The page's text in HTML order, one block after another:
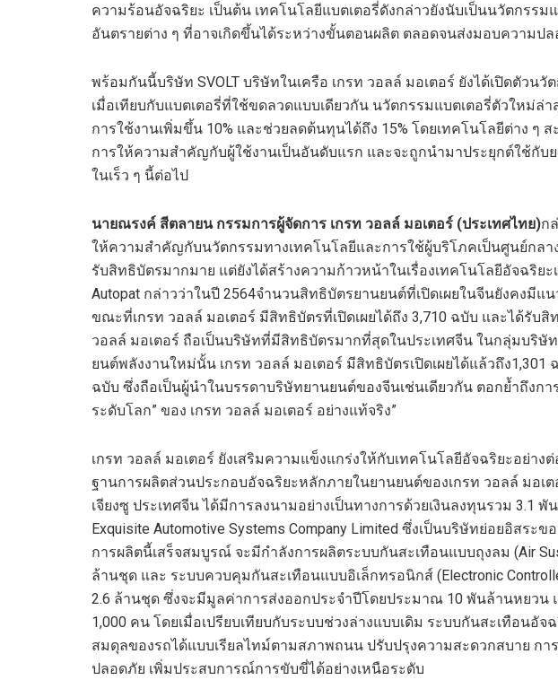
ความร้อนอัจฉริยะ เป็นต้น เทคโนโลยีแบตเตอรี่ดังกล่าวยังนับเป็นนวัตกรรม
อันตรายต่าง ๆ ที่อาจเกิดขึ้นได้ระหว่างขั้นตอนผลิต ตลอดจนส่งมอบความ
พร้อมกันนี้บริษัท SVOLT บริษัทในเครือ เกรท วอลล์ มอเตอร์ ยังได้เปิดตัวน
เมื่อเทียบกับแบตเตอรี่ที่ใช้ขดลวดแบบเดียวกัน นวัตกรรมแบตเตอรี่ตัวใหม่ล่
การใช้งานเพิ่มขึ้น 10% และช่วยลดต้นทุนได้ถึง 15% โดยเทคโนโลยีต่าง ๆ
การให้ความสำคัญกับผู้ใช้งานเป็นอันดับแรก และจะถูกนำมาประยุกต์ใช้กับ
ในเร็ว ๆ นี้ต่อไป
นายณรงค์ สีตลายน กรรมการผู้จัดการ เกรท วอลล์ มอเตอร์ (ประเทศไทย)ก
ให้ความสำคัญกับนวัตกรรมทางเทคโนโลยีและการใช้ผู้บริโภคเป็นศูนย์กลา
รับสิทธิบัตรมากมาย แต่ยังได้สร้างความก้าวหน้าในเรื่องเทคโนโลยีอัจฉริย
Autopat กล่าวว่าในปี 2564จำนวนสิทธิบัตรยานยนต์ที่เปิดเผยในจีนยังคงมีแ
ขณะที่เกรท วอลล์ มอเตอร์ มีสิทธิบัตรที่เปิดเผยได้ถึง 3,710 ฉบับ และได้รับสิ
วอลล์ มอเตอร์ ถือเป็นบริษัทที่มีสิทธิบัตรมากที่สุดในประเทศจีน ในกลุ่มบริษั
ยนต์พลังงานใหม่นั้น เกรท วอลล์ มอเตอร์ มีสิทธิบัตรเปิดเผยได้แล้วถึง
ฉบับ ซึ่งถือเป็นผู้นำในบรรดาบริษัทยานยนต์ของจีนเช่นเดียวกัน ตอกย้ำถึงกา
ระดับโลก” ของ เกรท วอลล์ มอเตอร์ อย่างแท้จริง”
เกรท วอลล์ มอเตอร์ ยังเสริมความแข็งแกร่งให้กับเทคโนโลยีอัจฉริยะอย่างต่
ฐานการผลิตส่วนประกอบอัจฉริยะหลักภายในยานยนต์ของเกรท วอลล์ มอ
เจียงซู ประเทศจีน ได้มีการลงนามอย่างเป็นทางการด้วยเงินลงทุนรวม 3.1
Exquisite Automotive Systems Company Limited ซึ่งเป็นบริษัทย่อยอิสระ
การผลิตนี้เสร็จสมบูรณ์ จะมีกำลังการผลิตระบบกันสะเทือนแบบถุงลม (Air
ล้านชุด และ ระบบควบคุมกันสะเทือนแบบอิเล็กทรอนิกส์ (Electronic
2.6 ล้านชุด ซึ่งจะมีมูลค่าการส่งออกประจำปีโดยประมาณ 10 พันล้านหยวน
1,000 คน โดยเมื่อเปรียบเทียบกับระบบช่วงล่างแบบเดิม ระบบกันสะเทือนอั
สมดุลของรถได้แบบเรียลไทม์ตามสภาพถนน ปรับปรุงความสะดวกสบาย กา
ปลอดภัย เพิ่มประสบการณ์การขับขี่ได้อย่างเหนือระดับ